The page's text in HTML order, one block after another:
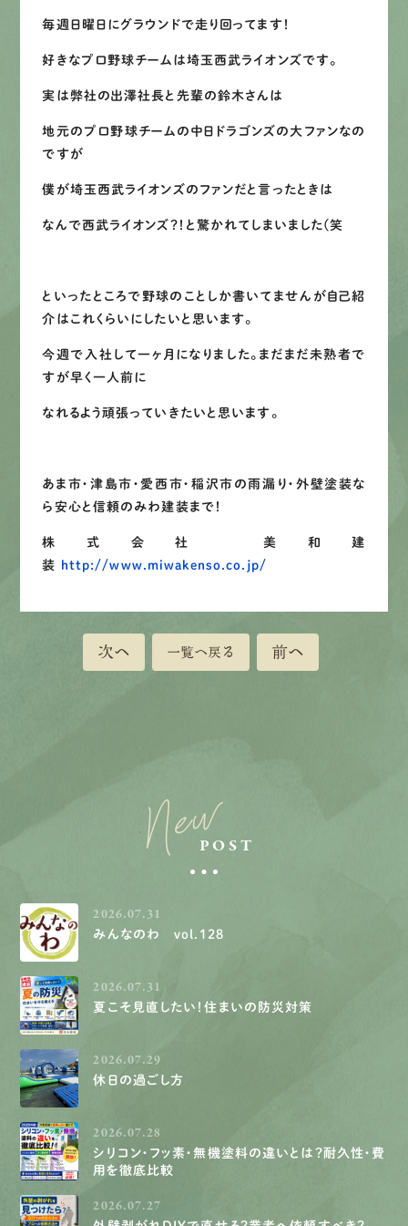
毎週日曜日にグラウンドで走り回ってます！
好きなプロ野球チームは埼玉西武ライオンズです。
実は弊社の出澤社長と先輩の鈴木さんは
地元のプロ野球チームの中日ドラゴンズの大ファンなの
ですが
僕が埼玉西武ライオンズのファンだと言ったときは
なんで西武ライオンズ？！と驚かれてしまいました(笑
といったところで野球のことしか書いてませんが自己紹
介はこれくらいにしたいと思います。
今週で入社して一ヶ月になりました。まだまだ未熟者で
すが早く一人前に
なれるよう頑張っていきたいと思います。
あま市・津島市・愛西市・稲沢市の雨漏り・外壁塗装な
ら安心と信頼のみわ建装まで！
株式会社 美和建
装
http://www.miwakenso.co.jp/
次へ 一覧へ戻る 前へ
NewPOST
2026.07.31
みんなのわ vol.128
2026.07.31
夏こそ見直したい！住まいの防災対策
2026.07.29
休日の過ごし方
2026.07.28
シリコン・フッ素・無機塗料の違いとは？耐久性・費
用を徹底比較
2026.07.27